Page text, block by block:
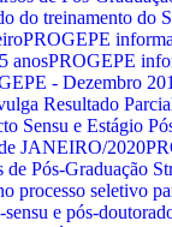
do treinamento do
PROGEPE
anosPROGEPE
- Dezembro
Resultado
Sensu e Estágio
JANEIRO/2020
Pós-Graduação
processo seletivo
e pós-